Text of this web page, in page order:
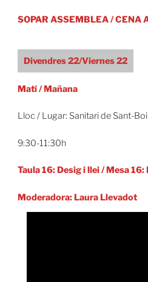
SOPAR ASSEMBLEA / CENA
Divendres 22/Viernes 22
Matí / Mañana
Lloc / Lugar: Sanitari de Sant-Boi
9:30-11:30h
Taula 16: Desig i llei/ Mesa 16:
Moderadora: Laura Llevadot